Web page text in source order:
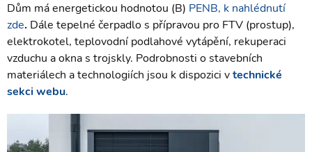
Dům má energetickou hodnotou (B) PENB, k nahlédnutí
zde. Dále tepelné čerpadlo s přípravou pro FTV (prostup),
elektrokotel, teplovodní podlahové vytápění, rekuperaci
vzduchu a okna s trojskly. Podrobnosti o stavebních
materiálech a technologiích jsou k dispozici vtechnické
sekci webu.